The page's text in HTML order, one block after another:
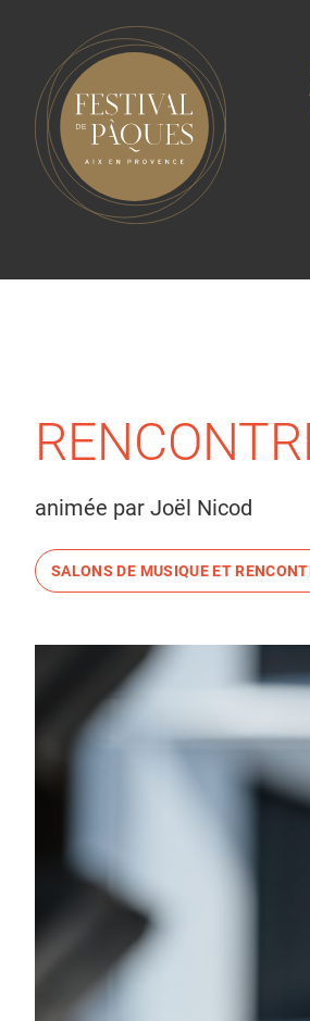
animée par Joël Nicod
SALONS DE MUSIQUE ET